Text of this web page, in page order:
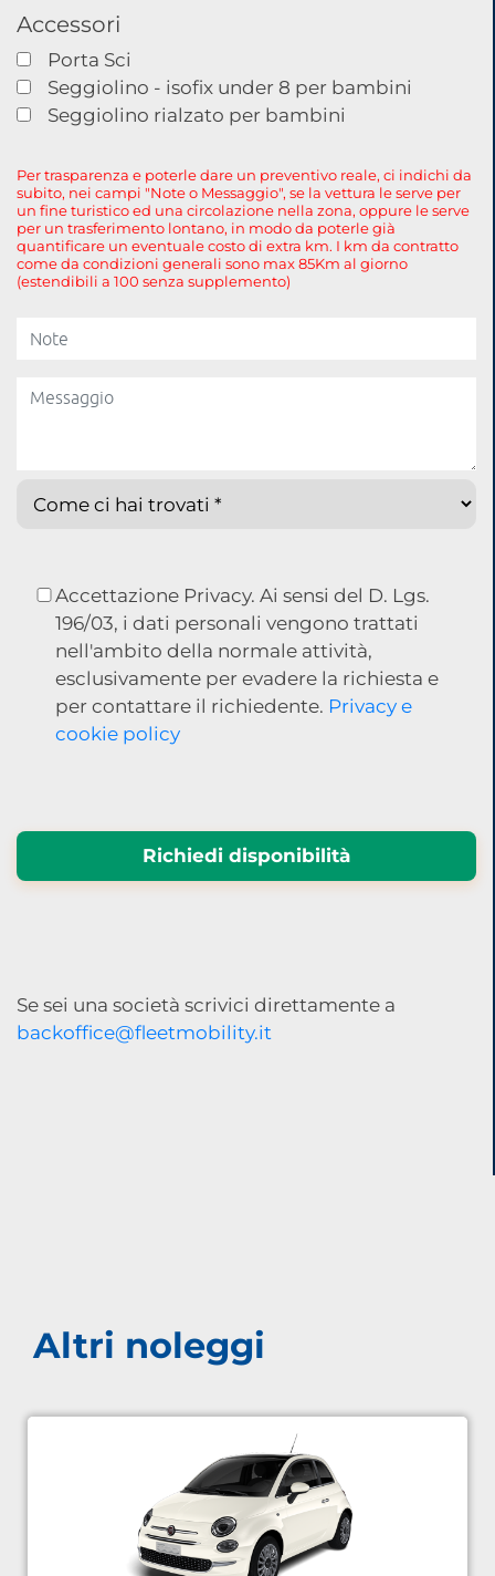
Accessori
Porta Sci
Seggiolino - isofix under 8 per bambini
Seggiolino rialzato per bambini
Per trasparenza e poterle dare un preventivo reale, ci indichi da
subito, nei campi "Note o Messaggio", se la vettura le serve per
un fine turistico ed una circolazione nella zona, oppure le serve
per un trasferimento lontano, in modo da poterle già
quantificare un eventuale costo di extra km. I km da contratto
come da condizioni generali sono max 85Km al giorno
(estendibili a 100 senza supplemento)
Accettazione Privacy. Ai sensi del D. Lgs.
196/03, i dati personali vengono trattati
nell'ambito della normale attività,
esclusivamente per evadere la richiesta e
per contattare il richiedente. Privacy e
cookie policy
Richiedi disponibilità
Se sei una società scrivici direttamente a
backoffice@fleetmobility.it
Altri noleggi